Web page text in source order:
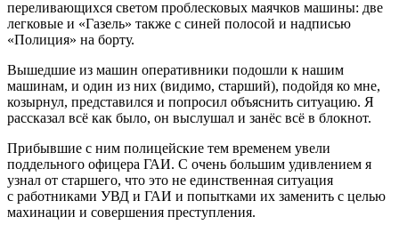
переливающихся светом проблесковых маячков машины: две
легковые и «Газель» также с синей полосой и надписью
«Полиция» на борту.
Вышедшие из машин оперативники подошли к нашим
машинам, и один из них (видимо, старший), подойдя ко мне,
козырнул, представился и попросил объяснить ситуацию. Я
рассказал всё как было, он выслушал и занёс всё в блокнот.
Прибывшие с ним полицейские тем временем увели
поддельного офицера ГАИ. С очень большим удивлением я
узнал от старшего, что это не единственная ситуация
с работниками УВД и ГАИ и попытками их заменить с целью
махинации и совершения преступления.